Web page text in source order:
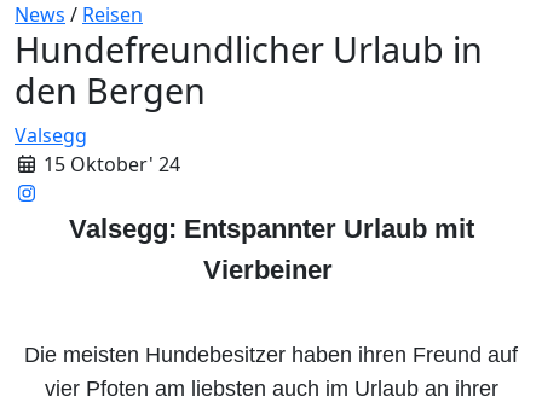
News / Reisen
Hundefreundlicher Urlaub in
den Bergen
Valsegg
15 Oktober' 24
Valsegg: Entspannter Urlaub mit
Vierbeiner
Die meisten Hundebesitzer haben ihren Freund auf
vier Pfoten am liebsten auch im Urlaub an ihrer